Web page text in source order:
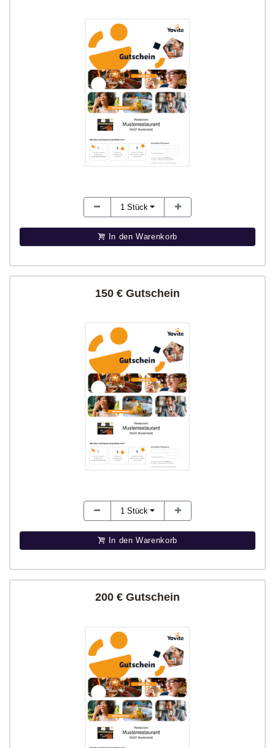
1 Stück
In den Warenkorb
150 € Gutschein
1 Stück
In den Warenkorb
200 € Gutschein